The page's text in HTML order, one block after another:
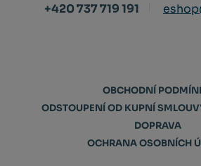
+420 737 719 191
OBCHODNÍ
ODSTOUPENÍ OD KUPNÍ
DOPRAVA
OCHRANA OSOBNÍCH